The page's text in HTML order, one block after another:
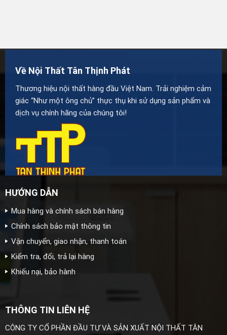
Về Nội Thất Tân Thịnh Phát
Thương hiệu nội thất hàng đầu Việt Nam. Trải nghiệm cảm
giác “Như một ông chủ” thực thụ khi sử dụng sản phẩm và
dịch vụ chính hãng của chúng tôi!
HƯỚNG DẪN
Mua hàng và chính sách bán hàng
Chính sách bảo mật thông tin
Vận chuyển, giao nhận, thanh toán
Kiểm tra, đổi, trả lại hàng
Khiếu nại, bảo hành
THÔNG TIN LIÊN HỆ
CÔNG TY CỔ PHẦN ĐẦU TƯ VÀ SẢN XUẤT NỘI THẤT TÂN